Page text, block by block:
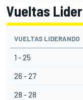
Vueltas
VUELTAS LIDERANDO
1 - 25
26 - 27
28 - 28